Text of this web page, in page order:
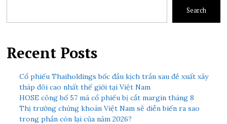
Search
Recent Posts
Cổ phiếu Thaiholdings bốc đầu kịch trần sau đề xuất xây
tháp đôi cao nhất thế giới tại Việt Nam
HOSE công bố 57 mã cổ phiếu bị cắt margin tháng 8
Thị trường chứng khoán Việt Nam sẽ diễn biến ra sao
trong phần còn lại của năm 2026?